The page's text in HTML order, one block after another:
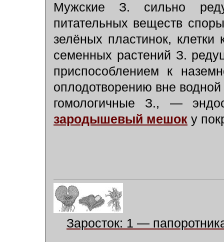
Мужские З. сильно
питательных веществ
зелёных пластинок,
семенных растений З.
приспособлением к
оплодотворению вне
гомологичные З., —
зародышевый мешок у
Заросток: 1 —